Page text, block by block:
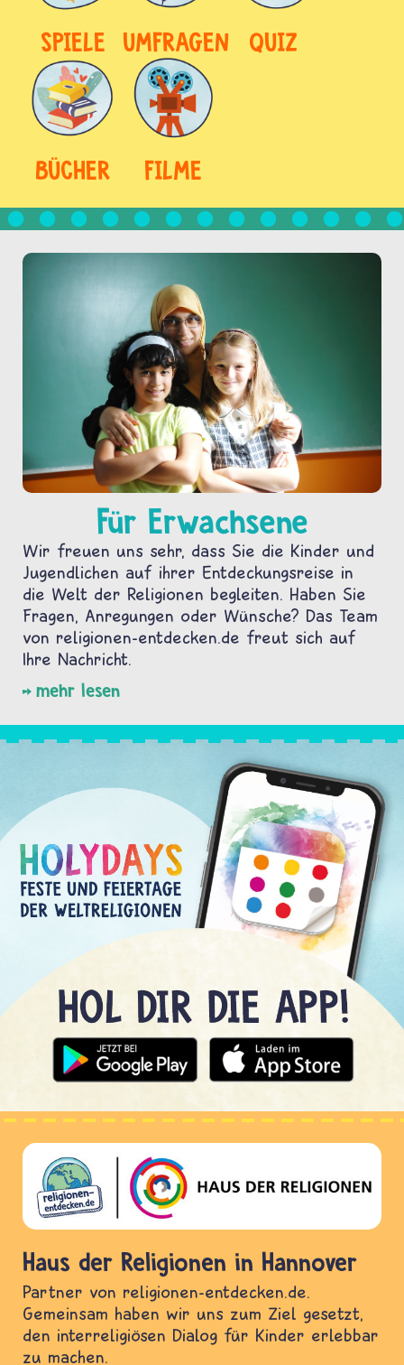
SPIELE UMFRAGEN QUIZ
BÜCHER FILME
Für Erwachsene
Wir freuen uns sehr, dass Sie die Kinder und
Jugendlichen auf ihrer Entdeckungsreise in
die Welt der Religionen begleiten. Haben Sie
Fragen, Anregungen oder Wünsche? Das Team
von religionen-entdecken.de freut sich auf
Ihre Nachricht.
mehr lesen
Haus der Religionen in Hannover
Partner von religionen-entdecken.de.
Gemeinsam haben wir uns zum Ziel gesetzt,
den interreligiösen Dialog für Kinder erlebbar
zu machen.